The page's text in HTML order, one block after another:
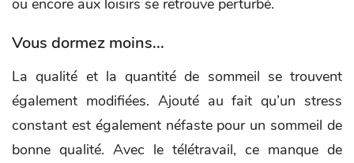
Vous dormez moins...
La qualité et la quantité de sommeil se trouvent
également modifiées. Ajouté au fait qu’un stress
constant est également néfaste pour un sommeil de
bonne qualité. Avec le télétravail, ce manque de